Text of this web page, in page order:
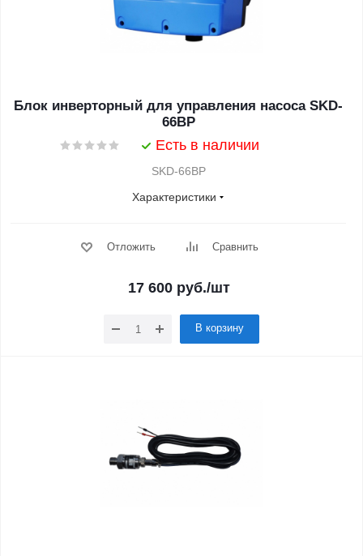
Блок инверторный для управления насоса SKD-
66BP
Есть в наличии
SKD-66BP
Характеристики
Отложить Сравнить
17 600руб./шт
В корзину